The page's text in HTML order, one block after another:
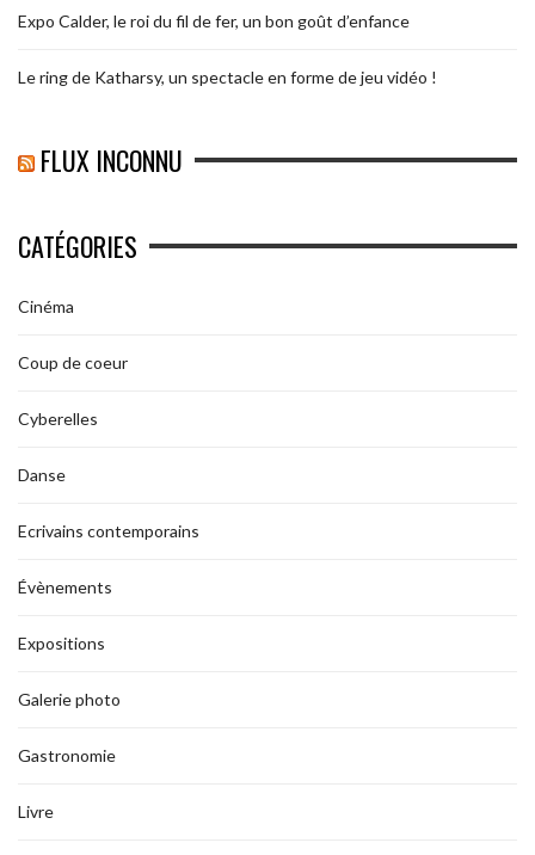
Expo Calder, le roi du fil de fer, un bon goût d’enfance
Le ring de Katharsy, un spectacle en forme de jeu vidéo !
FLUX INCONNU
CATÉGORIES
Cinéma
Coup de coeur
Cyberelles
Danse
Ecrivains contemporains
Évènements
Expositions
Galerie photo
Gastronomie
Livre